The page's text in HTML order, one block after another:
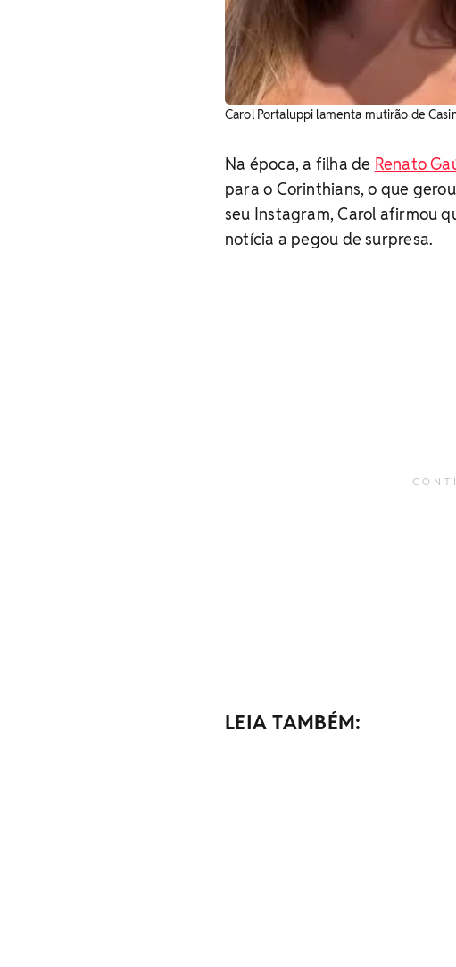
Carol Portaluppi lamenta mutirão de
Na época, a filha de Renato
para o Corinthians, o que
seu Instagram, Carol afirmou
notícia a pegou de surpresa.
LEIA TAMBÉM: